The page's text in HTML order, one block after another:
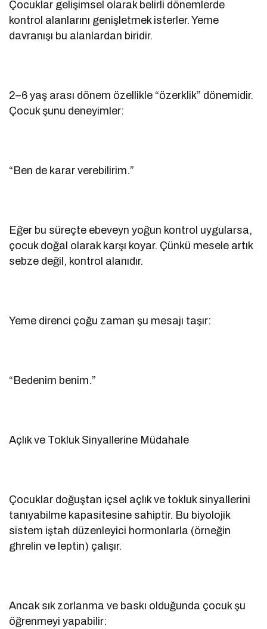
Çocuklar gelişimsel olarak belirli dönemlerde
kontrol alanlarını genişletmek isterler. Yeme
davranışı bu alanlardan biridir.
2–6 yaş arası dönem özellikle “özerklik” dönemidir.
Çocuk şunu deneyimler:
“Ben de karar verebilirim.”
Eğer bu süreçte ebeveyn yoğun kontrol uygularsa,
çocuk doğal olarak karşı koyar. Çünkü mesele artık
sebze değil, kontrol alanıdır.
Yeme direnci çoğu zaman şu mesajı taşır:
“Bedenim benim.”
Açlık ve Tokluk Sinyallerine Müdahale
Çocuklar doğuştan içsel açlık ve tokluk sinyallerini
tanıyabilme kapasitesine sahiptir. Bu biyolojik
sistem iştah düzenleyici hormonlarla (örneğin
ghrelin ve leptin) çalışır.
Ancak sık zorlanma ve baskı olduğunda çocuk şu
öğrenmeyi yapabilir: